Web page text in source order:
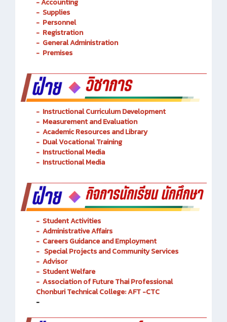
- Finance
- Accounting
- Supplies
- Personnel
- Registration
- General Administration
- Instructional Curriculum Development
- Measurement and Evaluation
- Academic Resources and Library
- Dual Vocational Training
- Instructional Media
- Student Activities
- Administrative Affairs
- Careers Guidance and Employment
-Special Projects and Community Services
- Advisor
- Student Welfare
-Association of Future Thai Professional
Chonburi Technical College: AFT -CTC
-